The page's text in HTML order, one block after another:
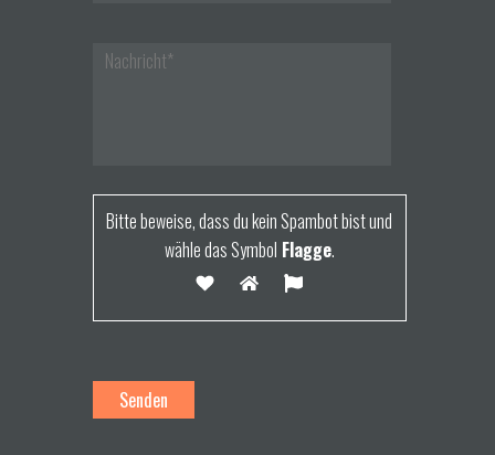
Bitte beweise, dass du kein Spambot bist und
wähle das Symbol Flagge.